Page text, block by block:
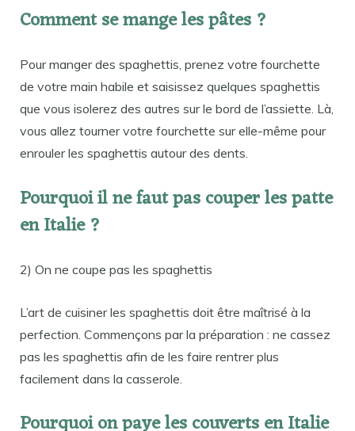
Comment se mange les pâtes ?
Pour manger des spaghettis, prenez votre fourchette
de votre main habile et saisissez quelques spaghettis
que vous isolerez des autres sur le bord de l’assiette. Là,
vous allez tourner votre fourchette sur elle-même pour
enrouler les spaghettis autour des dents.
Pourquoi il ne faut pas couper les patte
en Italie ?
2) On ne coupe pas les spaghettis
L’art de cuisiner les spaghettis doit être maîtrisé à la
perfection. Commençons par la préparation : ne cassez
pas les spaghettis afin de les faire rentrer plus
facilement dans la casserole.
Pourquoi on paye les couverts en Italie